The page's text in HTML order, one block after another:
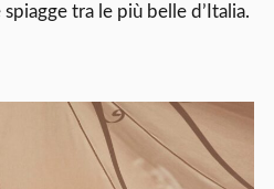
tra le più belle d’Italia.